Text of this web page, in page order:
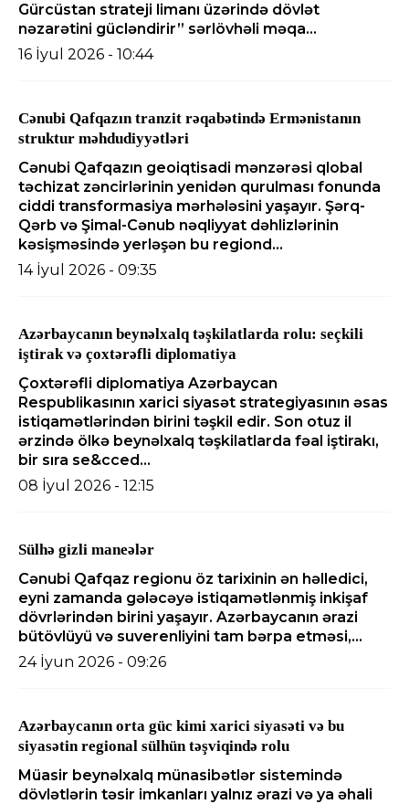
Gürcüstan strateji limanı üzərində dövlət
nəzarətini gücləndirir” sərlövhəli məqa...
16 İyul 2026 - 10:44
Cənubi Qafqazın tranzit rəqabətində Ermənistanın
struktur məhdudiyyətləri
Cənubi Qafqazın geoiqtisadi mənzərəsi qlobal
təchizat zəncirlərinin yenidən qurulması fonunda
ciddi transformasiya mərhələsini yaşayır. Şərq-
Qərb və Şimal-Cənub nəqliyyat dəhlizlərinin
kəsişməsində yerləşən bu regiond...
14 İyul 2026 - 09:35
Azərbaycanın beynəlxalq təşkilatlarda rolu: seçkili
iştirak və çoxtərəfli diplomatiya
Çoxtərəfli diplomatiya Azərbaycan
Respublikasının xarici siyasət strategiyasının əsas
istiqamətlərindən birini təşkil edir. Son otuz il
ərzində ölkə beynəlxalq təşkilatlarda fəal iştirakı,
bir sıra se&cced...
08 İyul 2026 - 12:15
Sülhə gizli maneələr
Cənubi Qafqaz regionu öz tarixinin ən həlledici,
eyni zamanda gələcəyə istiqamətlənmiş inkişaf
dövrlərindən birini yaşayır. Azərbaycanın ərazi
bütövlüyü və suverenliyini tam bərpa etməsi,...
24 İyun 2026 - 09:26
Azərbaycanın orta güc kimi xarici siyasəti və bu
siyasətin regional sülhün təşviqində rolu
Müasir beynəlxalq münasibətlər sistemində
dövlətlərin təsir imkanları yalnız ərazi və ya əhali